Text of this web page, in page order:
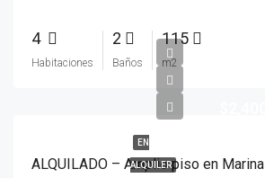
4
Habitaciones
2
Baños
115
m2
EN
ALQUILER
ALQUILADO – Amplio piso en Marina